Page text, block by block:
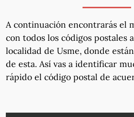
A continuación encontrarás el
con todos los códigos postales
localidad de Usme, donde
de esta. Así vas a identificar
rápido el código postal de